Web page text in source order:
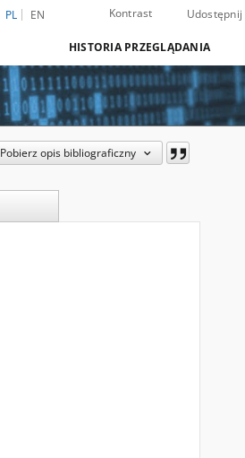
PL EN Kontrast Udostępnij
HISTORIA PRZEGLĄDANIA
Pobierz opis bibliograficzny